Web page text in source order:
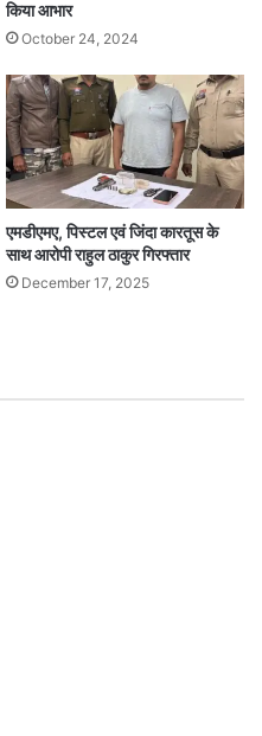
किया आभार
October 24, 2024
एमडीएमए, पिस्टल एवं जिंदा कारतूस के
साथ आरोपी राहुल ठाकुर गिरफ्तार
December 17, 2025